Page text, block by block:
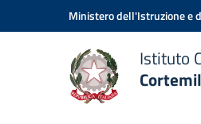
Vai ai contenuti
Vai al menu di navigazione
Ministero dell'Istruzione e
Istituto